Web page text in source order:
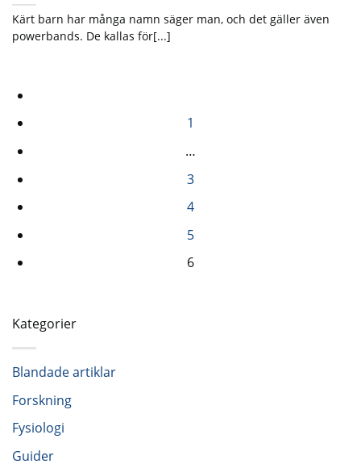
Kärt barn har många namn säger man, och det gäller även
powerbands. De kallas för[...]
1
…
3
4
5
6
Kategorier
Blandade artiklar
Forskning
Fysiologi
Guider